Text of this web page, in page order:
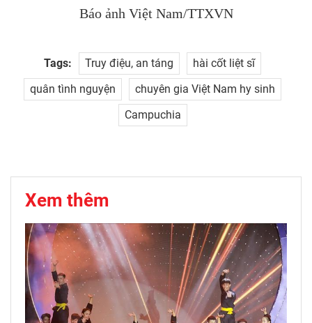
Báo ảnh Việt Nam/TTXVN
Tags: Truy điệu, an táng
hài cốt liệt sĩ
quân tình nguyện
chuyên gia Việt Nam hy sinh
Campuchia
Xem thêm